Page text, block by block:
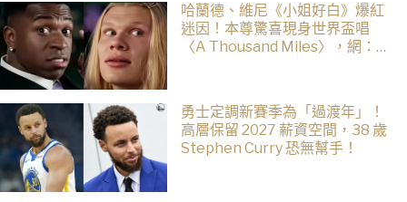
哈蘭德、維尼《小姐好白》爆紅
迷因！本尊驚喜現身世界盃唱
〈A Thousand Miles〉，網：文
勇士定調新賽季為「過渡年」！
高層保留 2027 薪資空間，38 歲
Stephen Curry 恐無幫手！